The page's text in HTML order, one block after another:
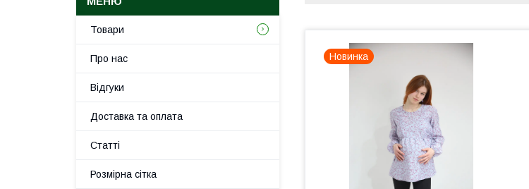
Новинка
Товари
Про нас
Відгуки
Доставка та оплата
Статті
Розмірна сітка